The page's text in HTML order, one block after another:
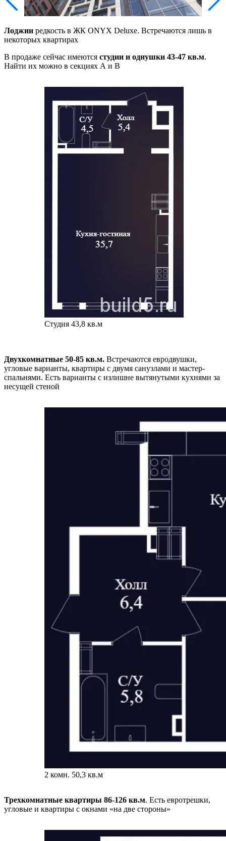
Лоджии редкость в ЖК ONYX Deluxe. Встречаются лишь в
некоторых квартирах
В продаже сейчас имеются студии и однушки 43-47 кв.м.
Найти их можно в секциях А и В
Студия 43,8 кв.м
Двухкомнатные 50-85 кв.м. Встречаются евродвушки,
угловые варианты, квартиры с двумя санузлами и мастер-
спальнями. Есть варианты с излишне вытянутыми кухнями за
несущей стеной
2 комн. 50,3 кв.м
Трехкомнатные квартиры 86-126 кв.м. Есть евротрешки,
угловые и квартиры с окнами «на две стороны»